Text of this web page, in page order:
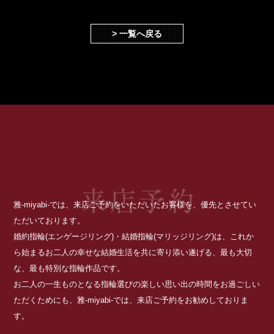
> 一覧へ戻る
雅-miyabi-では、来店ご予約をいただいたお客様を、優先とさせてい
ただいております。
婚約指輪(エンゲージリング)・結婚指輪(マリッジリング)は、これか
ら始まるお二人の幸せな結婚生活を共に寄り添い遂げる、最も大切
な、最も特別な指輪作品です。
お二人の一生ものとなる指輪選びの楽しい思い出の時間をお過ごしい
ただくためにも、雅-miyabi-では、来店ご予約をお勧めしておりま
す。